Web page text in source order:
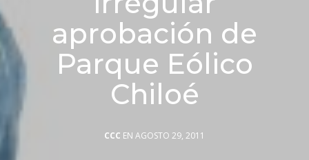
aprobación de
Parque Eólico
Chiloé
CCC EN AGOSTO 29, 2011